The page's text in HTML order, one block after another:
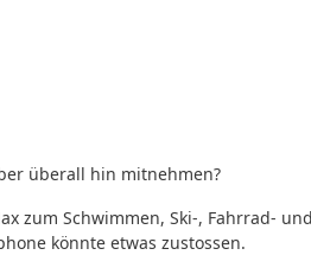
überall hin mitnehmen?
zum Schwimmen, Ski-, Fahrrad-
könnte etwas zustossen.